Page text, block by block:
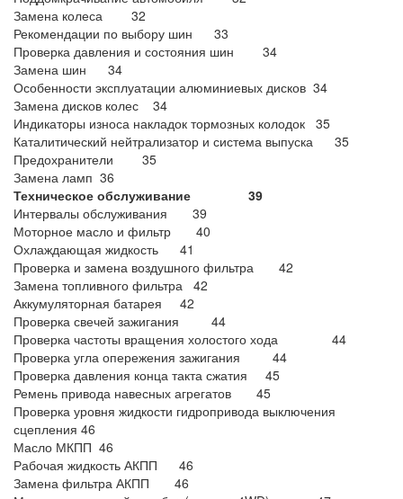
Замена колеса 32
Рекомендации по выбору шин 33
Проверка давления и состояния шин 34
Замена шин 34
Особенности эксплуатации алюминиевых дисков 34
Замена дисков колес 34
Индикаторы износа накладок тормозных колодок 35
Каталитический нейтрализатор и система выпуска 35
Предохранители 35
Замена ламп 36
Техническое обслуживание 39
Интервалы обслуживания 39
Моторное масло и фильтр 40
Охлаждающая жидкость 41
Проверка и замена воздушного фильтра 42
Замена топливного фильтра 42
Аккумуляторная батарея 42
Проверка свечей зажигания 44
Проверка частоты вращения холостого хода 44
Проверка угла опережения зажигания 44
Проверка давления конца такта сжатия 45
Ремень привода навесных агрегатов 45
Проверка уровня жидкости гидропривода выключения
сцепления 46
Масло МКПП 46
Рабочая жидкость АКПП 46
Замена фильтра АКПП 46